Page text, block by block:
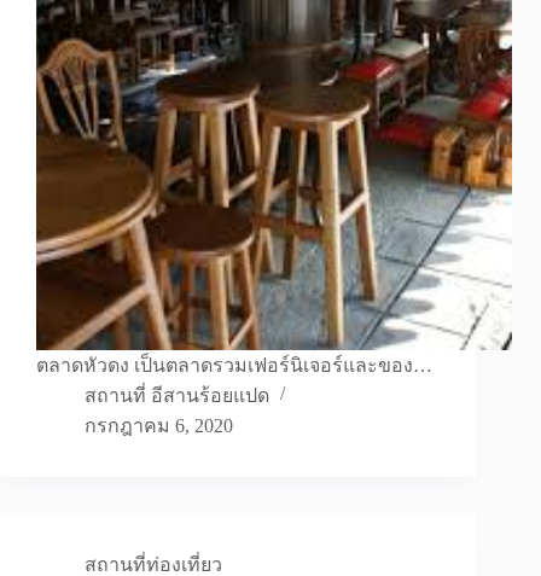
ตลาดหัวดง เป็นตลาดรวมเฟอร์นิเจอร์และของ…
สถานที่ อีสานร้อยแปด
กรกฎาคม 6, 2020
สถานที่ท่องเที่ยว